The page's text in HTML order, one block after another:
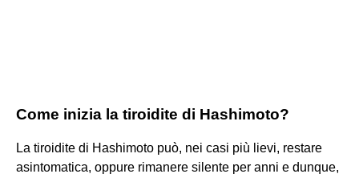
Come inizia la tiroidite di Hashimoto?
La tiroidite di Hashimoto può, nei casi più lievi, restare
asintomatica, oppure rimanere silente per anni e dunque,